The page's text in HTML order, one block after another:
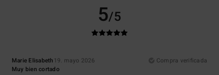
5/5
Marie Elisabeth 19. mayo 2026
Compra verificada
Muy bien cortado